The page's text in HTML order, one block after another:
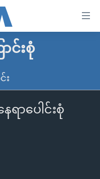
င်းစုံ
း
ရာပေါင်းစုံ